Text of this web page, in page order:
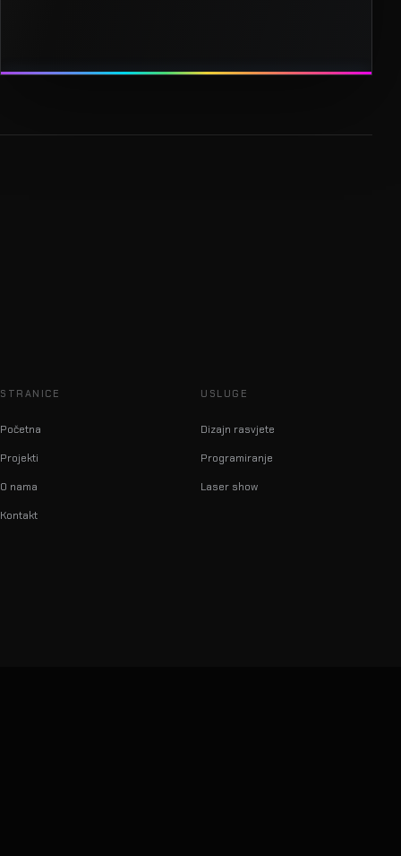
STRANICE
Početna
Projekti
O nama
Kontakt
USLUGE
Dizajn rasvjete
Programiranje
Laser show